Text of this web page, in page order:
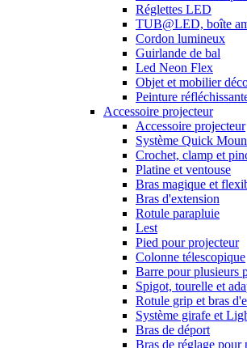
Réglettes LED
TUB@LED, boîte
Cordon lumineux
Guirlande de bal
Led Neon Flex
Objet et mobilier
Peinture
Accessoire projecteur
Accessoire projecteur
Système Quick
Crochet, clamp et
Platine et ventouse
Bras magique et
Bras d'extension
Rotule parapluie
Lest
Pied pour projecteur
Colonne télescopique
Barre pour plusieurs
Spigot, tourelle et
Rotule grip et bras
Système girafe et
Bras de déport
Bras de réglage pour